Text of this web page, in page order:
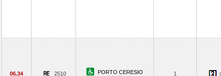
06.34 2510
PORTO CERESIO
1